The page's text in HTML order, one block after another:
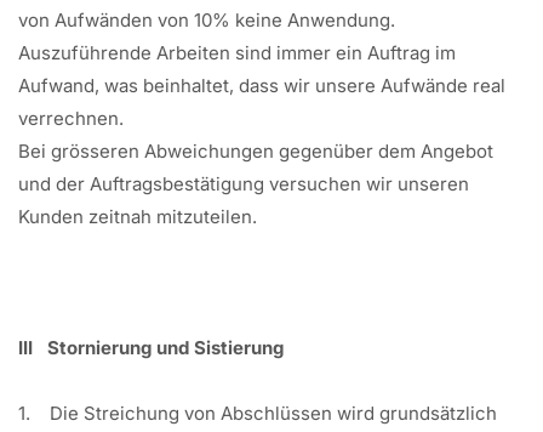
von Aufwänden von 10% keine Anwendung.
Auszuführende Arbeiten sind immer ein Auftrag im
Aufwand, was beinhaltet, dass wir unsere Aufwände real
verrechnen.
Bei grösseren Abweichungen gegenüber dem Angebot
und der Auftragsbestätigung versuchen wir unseren
Kunden zeitnah mitzuteilen.
III Stornierung und Sistierung
1. Die Streichung von Abschlüssen wird grundsätzlich